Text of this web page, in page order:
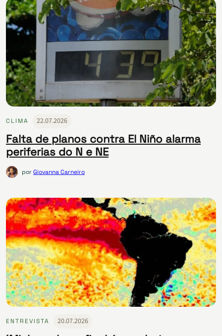
CLIMA 22.07.2026
Falta de planos contra El Niño alarma
periferias do N e NE
porGiovanna Carneiro
ENTREVISTA 20.07.2026